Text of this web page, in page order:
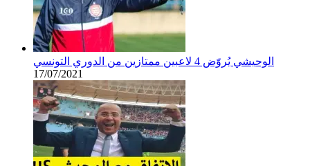
الوحيشي يُروّض 4 لاعبين ممتازين من الدوري التونسي
17/07/2021